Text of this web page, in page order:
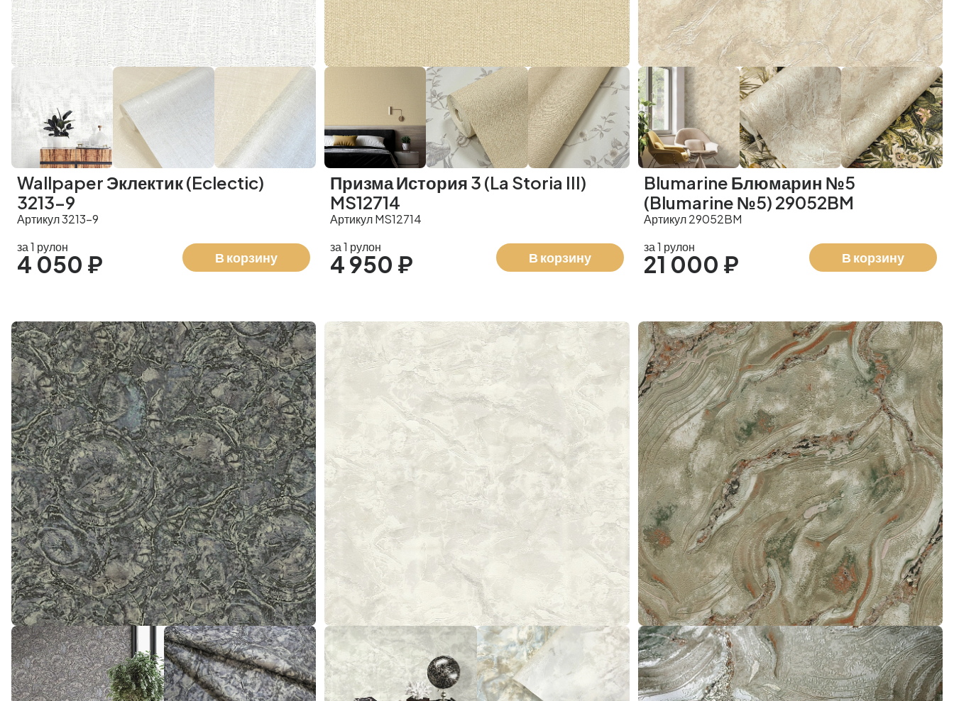
Wallpaper Эклектик (Eclectic)
3213-9
Артикул 3213-9
за 1 рулон
4 050 ₽ В корзину
Призма История 3 (La Storia III)
MS12714
Артикул MS12714
за 1 рулон
4 950 ₽ В корзину
Blumarine Блюмарин №5
(Blumarine №5) 29052BM
Артикул 29052BM
за 1 рулон
21 000 ₽ В корзину